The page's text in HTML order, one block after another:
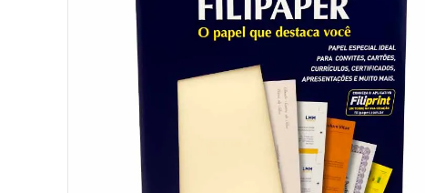
papel higienico